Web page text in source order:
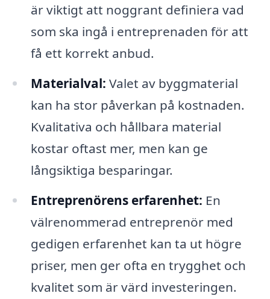
är viktigt att noggrant definiera vad
som ska ingå i entreprenaden för att
få ett korrekt anbud.
Materialval: Valet av byggmaterial
kan ha stor påverkan på kostnaden.
Kvalitativa och hållbara material
kostar oftast mer, men kan ge
långsiktiga besparingar.
Entreprenörens erfarenhet: En
välrenommerad entreprenör med
gedigen erfarenhet kan ta ut högre
priser, men ger ofta en trygghet och
kvalitet som är värd investeringen.